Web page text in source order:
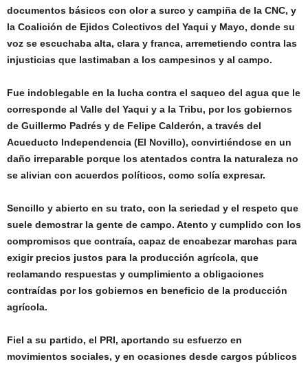
documentos básicos con olor a surco y campiña de la CNC, y
la Coalición de Ejidos Colectivos del Yaqui y Mayo, donde su
voz se escuchaba alta, clara y franca, arremetiendo contra las
injusticias que lastimaban a los campesinos y al campo.
Fue indoblegable en la lucha contra el saqueo del agua que le
corresponde al Valle del Yaqui y a la Tribu, por los gobiernos
de Guillermo Padrés y de Felipe Calderón, a través del
Acueducto Independencia (El Novillo), convirtiéndose en un
daño irreparable porque los atentados contra la naturaleza no
se alivian con acuerdos políticos, como solía expresar.
Sencillo y abierto en su trato, con la seriedad y el respeto que
suele demostrar la gente de campo. Atento y cumplido con los
compromisos que contraía, capaz de encabezar marchas para
exigir precios justos para la producción agrícola, que
reclamando respuestas y cumplimiento a obligaciones
contraídas por los gobiernos en beneficio de la producción
agrícola.
Fiel a su partido, el PRI, aportando su esfuerzo en
movimientos sociales, y en ocasiones desde cargos públicos